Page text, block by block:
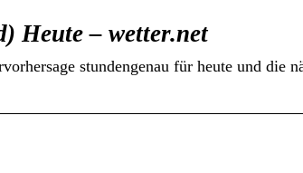
Heute – wetter.net
stundengenau für heute und die